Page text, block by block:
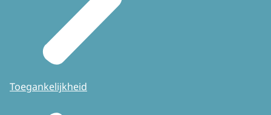
Toegankelijkheid